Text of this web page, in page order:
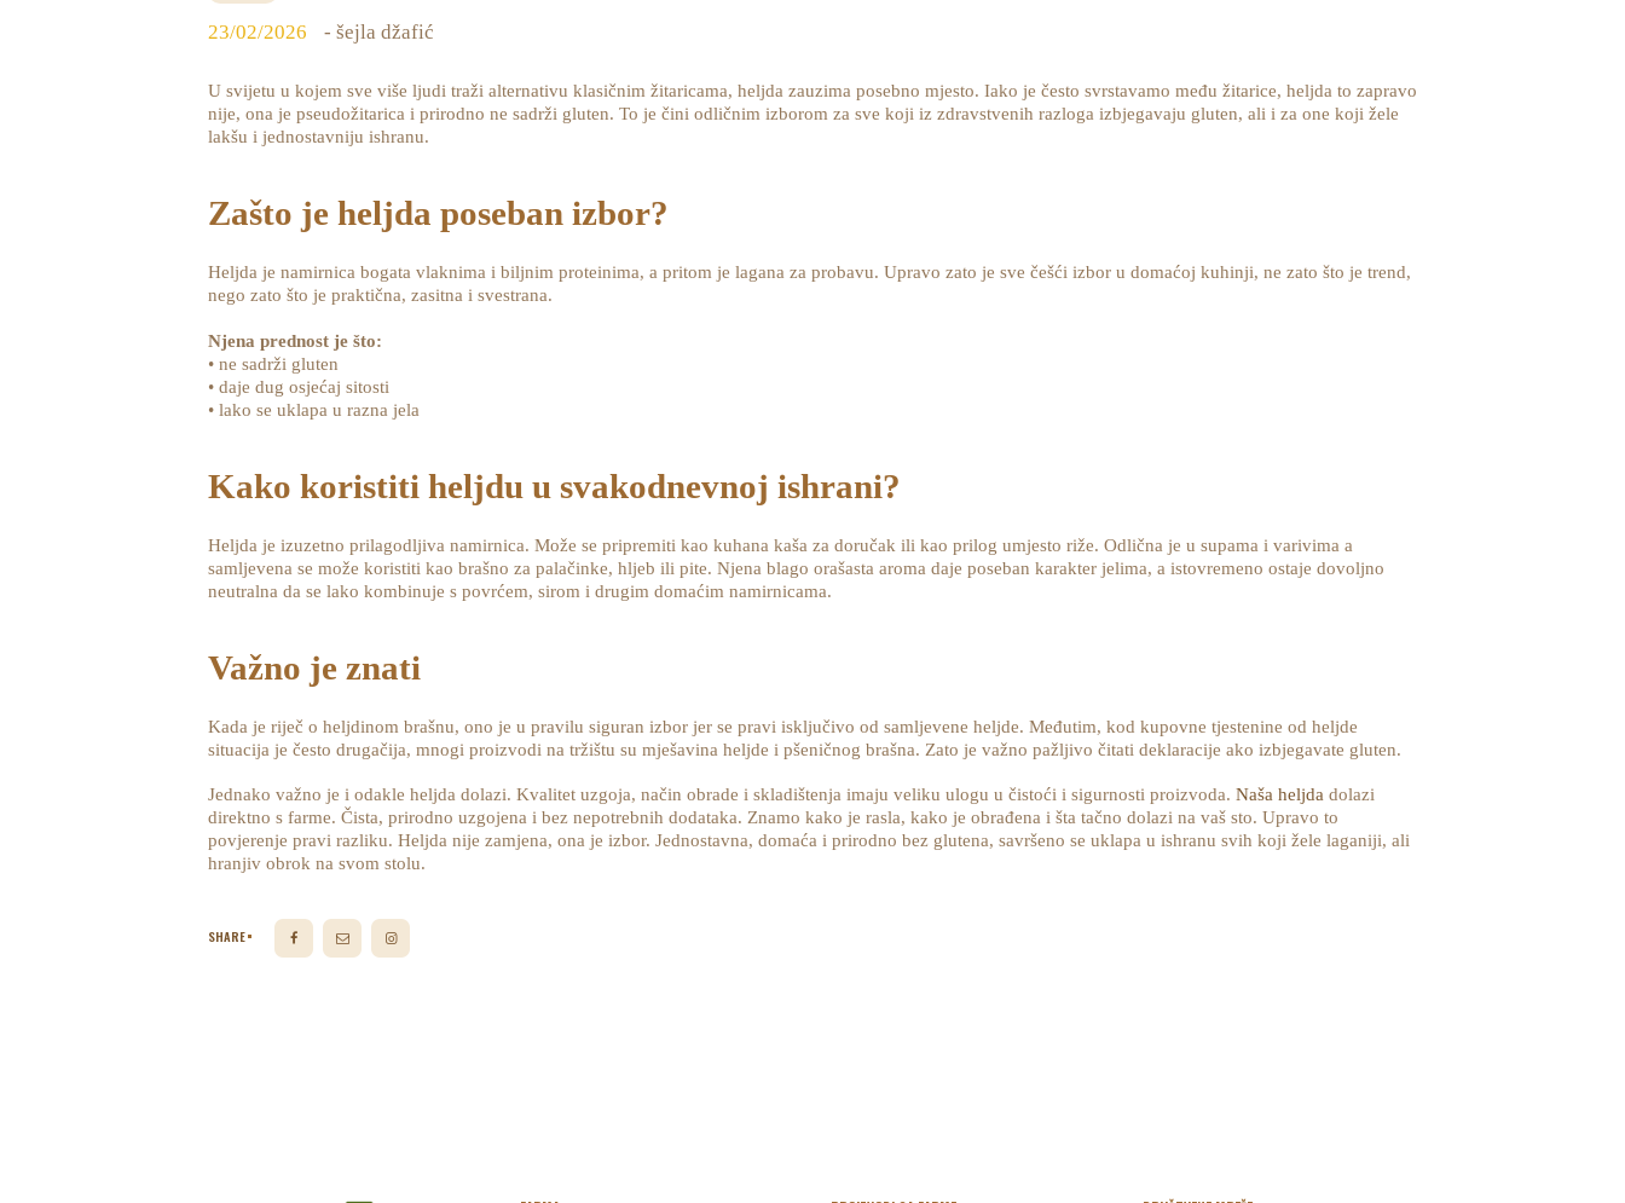
23/02/2026 - šejla džafić
U svijetu u kojem sve više ljudi traži alternativu klasičnim žitaricama, heljda zauzima posebno mjesto. Iako je često svrstavamo među žitarice, heljda to zapravo
nije, ona je pseudožitarica i prirodno ne sadrži gluten. To je čini odličnim izborom za sve koji iz zdravstvenih razloga izbjegavaju gluten, ali i za one koji žele
lakšu i jednostavniju ishranu.
Zašto je heljda poseban izbor?
Heljda je namirnica bogata vlaknima i biljnim proteinima, a pritom je lagana za probavu. Upravo zato je sve češći izbor u domaćoj kuhinji, ne zato što je trend,
nego zato što je praktična, zasitna i svestrana.
Njena prednost je što:
• ne sadrži gluten
• daje dug osjećaj sitosti
• lako se uklapa u razna jela
Kako koristiti heljdu u svakodnevnoj ishrani?
Heljda je izuzetno prilagodljiva namirnica. Može se pripremiti kao kuhana kaša za doručak ili kao prilog umjesto riže. Odlična je u supama i varivima a
samljevena se može koristiti kao brašno za palačinke, hljeb ili pite. Njena blago orašasta aroma daje poseban karakter jelima, a istovremeno ostaje dovoljno
neutralna da se lako kombinuje s povrćem, sirom i drugim domaćim namirnicama.
Važno je znati
Kada je riječ o heljdinom brašnu, ono je u pravilu siguran izbor jer se pravi isključivo od samljevene heljde. Međutim, kod kupovne tjestenine od heljde
situacija je često drugačija, mnogi proizvodi na tržištu su mješavina heljde i pšeničnog brašna. Zato je važno pažljivo čitati deklaracije ako izbjegavate gluten.
Jednako važno je i odakle heljda dolazi. Kvalitet uzgoja, način obrade i skladištenja imaju veliku ulogu u čistoći i sigurnosti proizvoda. Naša heljda dolazi
direktno s farme. Čista, prirodno uzgojena i bez nepotrebnih dodataka. Znamo kako je rasla, kako je obrađena i šta tačno dolazi na vaš sto. Upravo to
povjerenje pravi razliku. Heljda nije zamjena, ona je izbor. Jednostavna, domaća i prirodno bez glutena, savršeno se uklapa u ishranu svih koji žele laganiji, ali
hranjiv obrok na svom stolu.
SHARE